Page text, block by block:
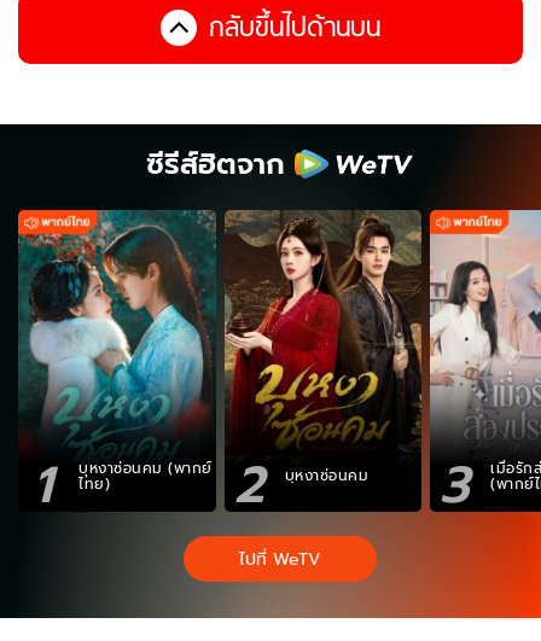
กลับขึ้นไปด้านบน
ซีรีส์ฮิตจาก
1 บุหงาซ่อนคม (พากย์
ไทย) 2 บุหงาซ่อนคม 3 เมื่อรัก
(พากย์
ไปที่ WeTV